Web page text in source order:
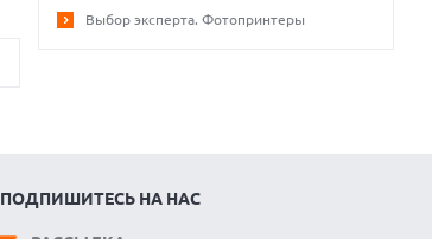
Выбор эксперта. Фотопринтеры
ПОДПИШИТЕСЬ НА НАС